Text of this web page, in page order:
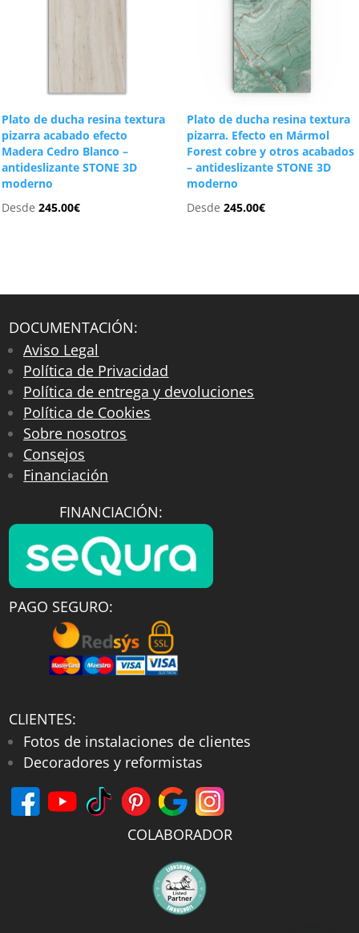
Plato de ducha resina textura
pizarra acabado efecto
Madera Cedro Blanco –
antideslizante STONE 3D
moderno
Desde245.00€
Plato de ducha resina textura
pizarra. Efecto en Mármol
Forest cobre y otros acabados
– antideslizante STONE 3D
moderno
Desde 245.00€
DOCUMENTACIÓN:
Aviso Legal
Política de Privacidad
Política de entrega y devoluciones
Política de Cookies
Sobre nosotros
Consejos
Financiación
FINANCIACIÓN:
PAGO SEGURO:
CLIENTES:
Fotos de instalaciones de clientes
Decoradores y reformistas
COLABORADOR